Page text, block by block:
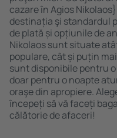
cazare în Agios
destinația şi standardul
de plată și opțiunile de
Nikolaos sunt situate
populare, cât și puțin
sunt disponibile pentru
doar pentru o noapte
oraşe din apropiere.
începeți să vă faceți
călătorie de afaceri!